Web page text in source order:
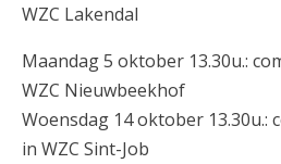
WZC Lakendal
Maandag 5 oktober 13.30u.:
WZC Nieuwbeekhof
Woensdag 14 oktober 13.30u.:
in WZC Sint-Job